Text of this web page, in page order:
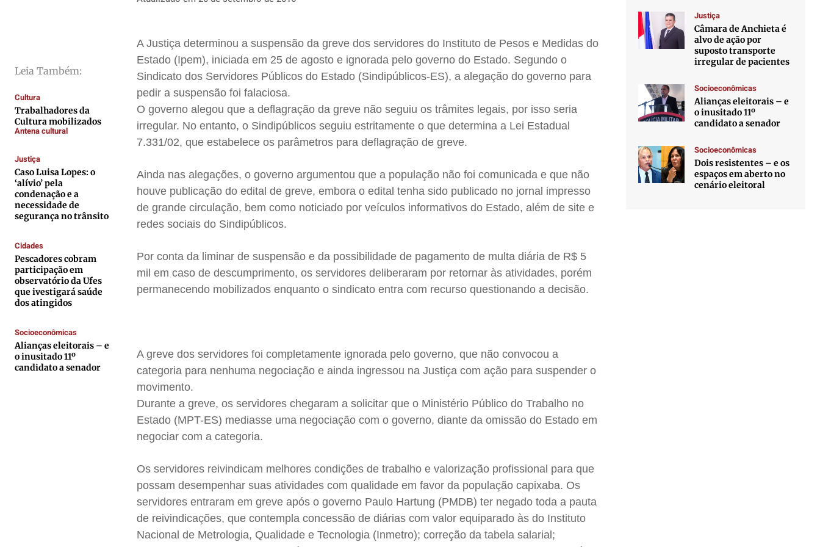
Colunas
Gustavo Bastos
Jr Mignone (in memorian)
Publicidade Legal
Anuncie
Expediente
Contato
Anuncie
Termos de Uso
Privacidade
Colunas
Gustavo Bastos
Jr Mignone (in memorian)
Publicidade Legal
Anuncie
Expediente
Contato
Anuncie
Termos de Uso
Privacidade
Colunas
Gustavo Bastos
Jr Mignone (in memorian)
Publicidade Legal
Anuncie
Expediente
Contato
Anuncie
Termos de Uso
Privacidade
Colunas
Gustavo Bastos
Jr Mignone (in memorian)
Publicidade Legal
Anuncie
Expediente
Contato
Anuncie
Termos de Uso
Privacidade
Leia Também:
Cultura
Trabalhadores da
Cultura mobilizados
Antena cultural
Justiça
Caso Luisa Lopes: o
‘alívio’ pela
condenação e a
necessidade de
segurança no trânsito
Cidades
Pescadores cobram
participação em
observatório da Ufes
que ivestigará saúde
dos atingidos
Socioeconômicas
Alianças eleitorais – e
o inusitado 11º
candidato a senador
A Justiça determinou a suspensão da greve dos servidores do Instituto de Pesos e Medidas do
Estado (Ipem), iniciada em 25 de agosto e ignorada pelo governo do Estado. Segundo o
Sindicato dos Servidores Públicos do Estado (Sindipúblicos-ES), a alegação do governo para
pedir a suspensão foi falaciosa.
O governo alegou que a deflagração da greve não seguiu os trâmites legais, por isso seria
irregular. No entanto, o Sindipúblicos seguiu estritamente o que determina a Lei Estadual
7.331/02, que estabelece os parâmetros para deflagração de greve.
Ainda nas alegações, o governo argumentou que a população não foi comunicada e que não
houve publicação do edital de greve, embora o edital tenha sido publicado no jornal impresso
de grande circulação, bem como noticiado por veículos informativos do Estado, além de site e
redes sociais do Sindipúblicos.
Por conta da liminar de suspensão e da possibilidade de pagamento de multa diária de R$ 5
mil em caso de descumprimento, os servidores deliberaram por retornar às atividades, porém
permanecendo mobilizados enquanto o sindicato entra com recurso questionando a decisão.
A greve dos servidores foi completamente ignorada pelo governo, que não convocou a
categoria para nenhuma negociação e ainda ingressou na Justiça com ação para suspender o
movimento.
Durante a greve, os servidores chegaram a solicitar que o Ministério Público do Trabalho no
Estado (MPT-ES) mediasse uma negociação com o governo, diante da omissão do Estado em
negociar com a categoria.
Os servidores reivindicam melhores condições de trabalho e valorização profissional para que
possam desempenhar suas atividades com qualidade em favor da população capixaba. Os
servidores entraram em greve após o governo Paulo Hartung (PMDB) ter negado toda a pauta
de reivindicações, que contempla concessão de diárias com valor equiparado às do Instituto
Nacional de Metrologia, Qualidade e Tecnologia (Inmetro); correção da tabela salarial;
Justiça
Câmara de Anchieta é
alvo de ação por
suposto transporte
irregular de pacientes
Socioeconômicas
Alianças eleitorais – e
o inusitado 11º
candidato a senador
Socioeconômicas
Dois resistentes – e os
espaços em aberto no
cenário eleitoral